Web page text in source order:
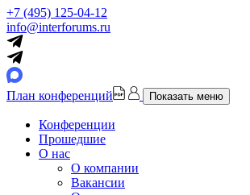
+7 (495) 125-04-12
info@interforums.ru
План конференций Показать меню
Конференции
Прошедшие
О нас
О компании
Вакансии